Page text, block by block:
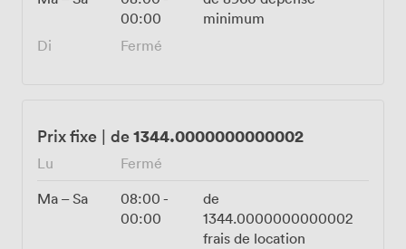
00:00
minimum
Di
Fermé
Prix fixe | de1344.0000000000002
Lu
Fermé
Ma – Sa
08:00 -
00:00
de
1344.0000000000002
frais de location